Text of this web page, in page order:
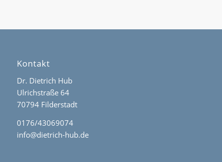
Kontakt
Dr. Dietrich Hub
Ulrichstraße 64
70794 Filderstadt
0176/43069074
info@dietrich-hub.de